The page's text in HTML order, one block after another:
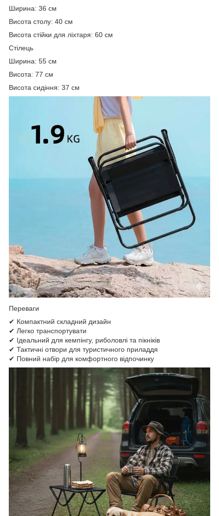
Ширина: 36 см
Висота столу: 40 см
Висота стійки для ліхтаря: 60 см
Стілець
Ширина: 55 см
Висота: 77 см
Висота сидіння: 37 см
Переваги
✔ Компактний складний дизайн
✔ Легко транспортувати
✔ Ідеальний для кемпінгу, риболовлі та пікніків
✔ Тактичні отвори для туристичного приладдя
✔ Повний набір для комфортного відпочинку